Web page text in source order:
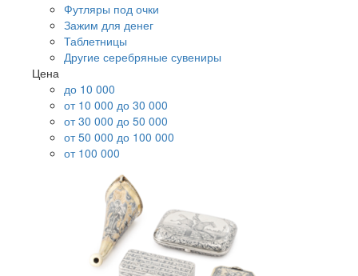
Футляры под очки
Зажим для денег
Таблетницы
Другие серебряные сувениры
Цена
до 10 000
от 10 000 до 30 000
от 30 000 до 50 000
от 50 000 до 100 000
от 100 000